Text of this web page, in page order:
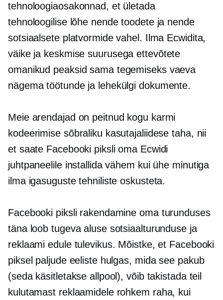
tehnoloogiaosakonnad, et ületada
tehnoloogilise lõhe nende toodete ja nende
sotsiaalsete platvormide vahel. Ilma Ecwidita,
väike ja keskmise suurusega ettevõtete
omanikud peaksid sama tegemiseks vaeva
nägema töötunde ja lehekülgi dokumente.
Meie arendajad on peitnud kogu karmi
kodeerimise sõbraliku kasutajaliidese taha, nii
et saate Facebooki piksli oma Ecwidi
juhtpaneelile installida vähem kui ühe minutiga
ilma igasuguste tehniliste oskusteta.
Facebooki piksli rakendamine oma turunduses
täna loob tugeva aluse sotsiaalturunduse ja
reklaami edule tulevikus. Mõistke, et Facebooki
piksel paljude eeliste hulgas, mida see pakub
(seda käsitletakse allpool), võib takistada teil
kulutamast reklaamidele rohkem raha, kui